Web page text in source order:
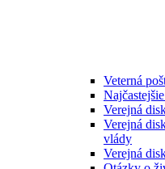
Veterná
Verejná
Verejná
vlády
Verejná